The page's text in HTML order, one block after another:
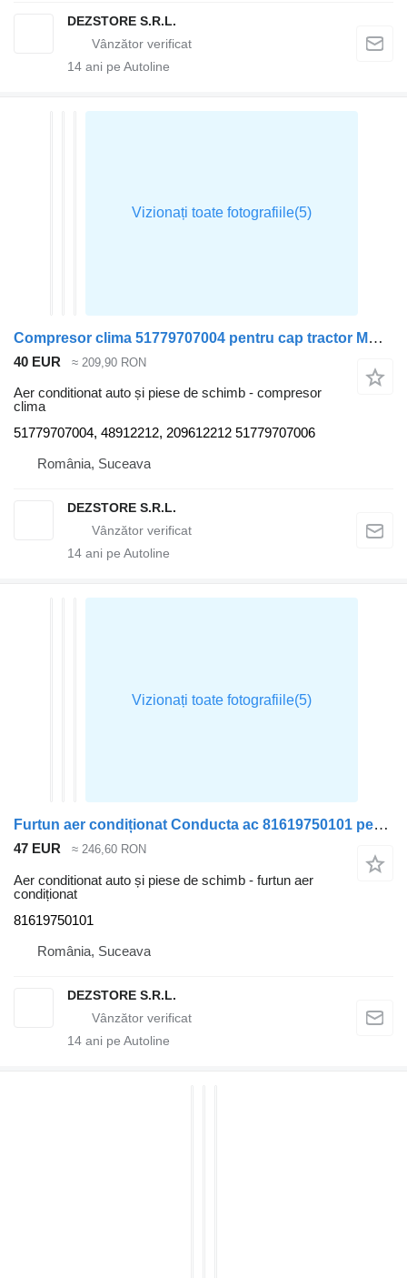
DEZSTORE S.R.L.
14 ani pe Autoline
Compresor clima 51779707004 pentru cap tractor MAN TGA
40 EUR ≈ 209,90 RON
Aer conditionat auto și piese de schimb - compresor
clima
51779707004, 48912212, 209612212 51779707006
România, Suceava
DEZSTORE S.R.L.
14 ani pe Autoline
Furtun aer condiționat Conducta ac 81619750101 pentru cap tractor MAN TGX
47 EUR ≈ 246,60 RON
Aer conditionat auto și piese de schimb - furtun aer
condiționat
81619750101
România, Suceava
DEZSTORE S.R.L.
14 ani pe Autoline